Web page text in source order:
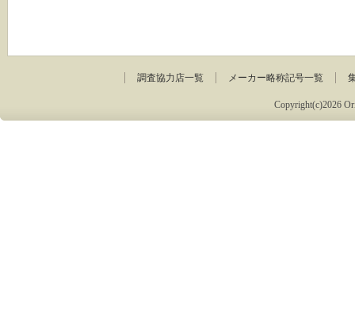
調査協力店一覧 メーカー略称記号一覧
Copyright(c)2026